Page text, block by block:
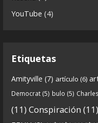
Obituario de John
entrevista a John
habla
YouTube (4)
Etiquetas
Amityville (7) artículo (6)
Democrat (5) bulo (5)
(11) Conspiración (11)